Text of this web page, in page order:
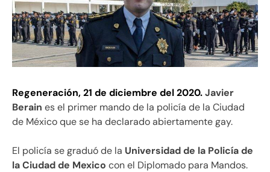
Regeneración, 21 de diciembre del 2020.Javier
Berain es el primer mando de la policía de la Ciudad
de México que se ha declarado abiertamente gay.
El policía se graduó de la Universidad de la Policía de
la Ciudad de Mexico con el Diplomado para Mandos.